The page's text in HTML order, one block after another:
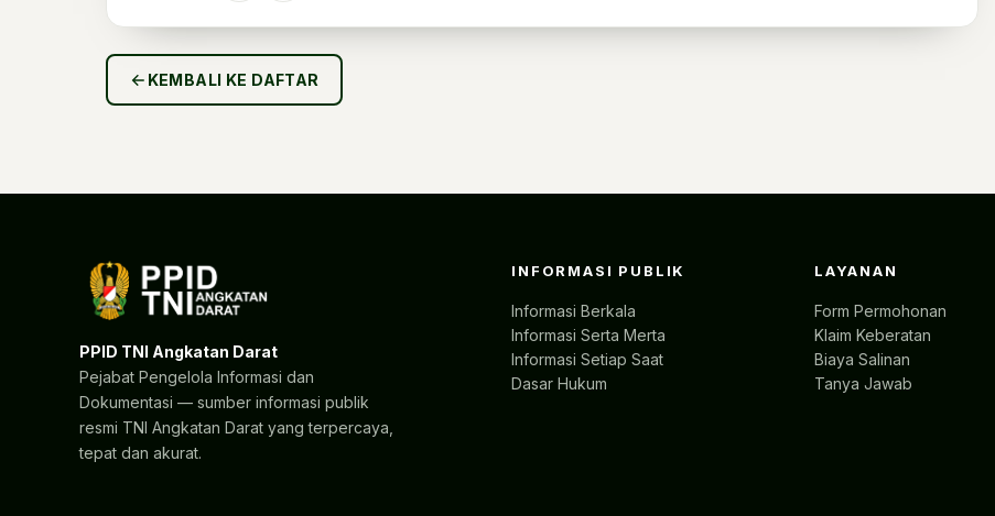
KEMBALI KE DAFTAR
PPID TNI Angkatan Darat
Pejabat Pengelola Informasi dan
Dokumentasi — sumber informasi publik
resmi TNI Angkatan Darat yang terpercaya,
tepat dan akurat.
INFORMASI PUBLIK
Informasi Berkala
Informasi Serta Merta
Informasi Setiap Saat
Dasar Hukum
LAYANAN
Form Permohonan
Klaim Keberatan
Biaya Salinan
Tanya Jawab